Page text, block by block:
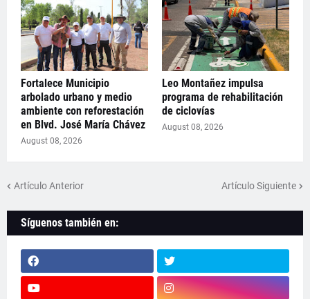
Fortalece Municipio
arbolado urbano y medio
ambiente con reforestación
en Blvd. José María Chávez
August 08, 2026
Leo Montañez impulsa
programa de rehabilitación
de ciclovías
August 08, 2026
Artículo Anterior Artículo Siguiente
Síguenos también en: